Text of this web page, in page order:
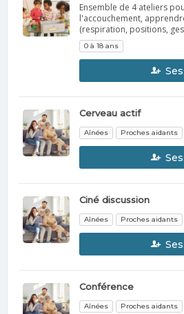
Ensemble de 4 ateliers
l'accouchement,
(respiration, positions,
préparer en toute
0 à 18 ans
Cerveau actif
Aînées Proches aidants
Ciné discussion
Aînées Proches aidants
Conférence
Aînées Proches aidants